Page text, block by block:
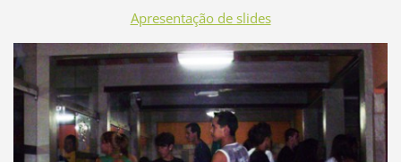
Apresentação de slides